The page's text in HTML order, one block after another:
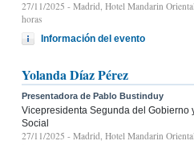
27/11/2025 - Madrid, Hotel Mandarin
horas
Información del evento
Yolanda Díaz Pérez
Presentadora de Pablo Bustinduy
Vicepresidenta Segunda del Gobierno
Social
27/11/2025 - Madrid, Hotel Mandarin